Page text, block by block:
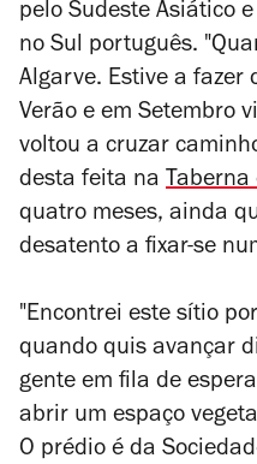
pelo Sudeste Asiático
no Sul português.
Algarve. Estive a fazer
Verão e em Setembro
voltou a cruzar
desta feita na Taberna
quatro meses, ainda
desatento a fixar-se
"Encontrei este sítio
quando quis avançar
gente em fila de
abrir um espaço
O prédio é da